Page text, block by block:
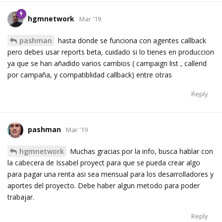
hgmnetwork Mar '19
pashman
hasta donde se funciona con agentes callback
pero debes usar reports beta, cuidado si lo tienes en produccion
ya que se han añadido varios cambios ( campaign list , callerid
por campaña, y compatiblidad callback) entre otras
Reply
pashman Mar '19
hgmnetwork
Muchas gracias por la info, busca hablar con
la cabecera de Issabel proyect para que se pueda crear algo
para pagar una renta asi sea mensual para los desarrolladores y
aportes del proyecto. Debe haber algun metodo para poder
trabajar.
Reply